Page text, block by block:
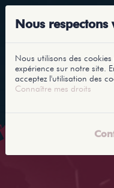
Nous
Nous utilisons des
expérience sur notre site.
acceptez l'utilisation des
Connaître mes droits